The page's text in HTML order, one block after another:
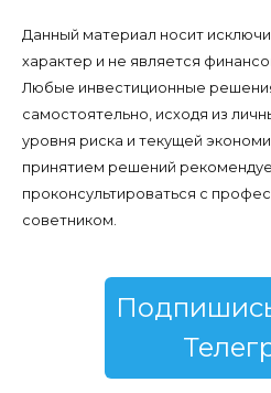
Данный материал носит
характер и не является
Любые инвестиционные
самостоятельно, исходя из
уровня риска и текущей
принятием решений
проконсультироваться с
советником.